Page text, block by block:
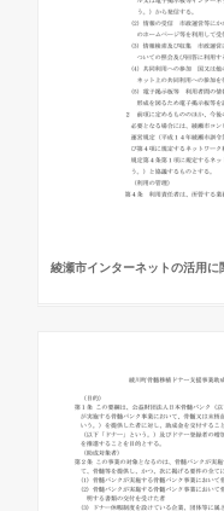
綾瀬市インターネットの活用